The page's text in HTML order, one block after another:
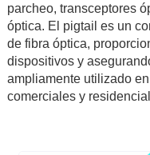
parcheo, transceptores
óptica. El pigtail es un
de fibra óptica,
dispositivos y
ampliamente utilizado
comerciales y